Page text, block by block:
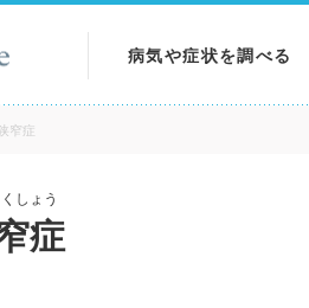
病気や症状を調べる
病気を調べる
窄症
しょう
症